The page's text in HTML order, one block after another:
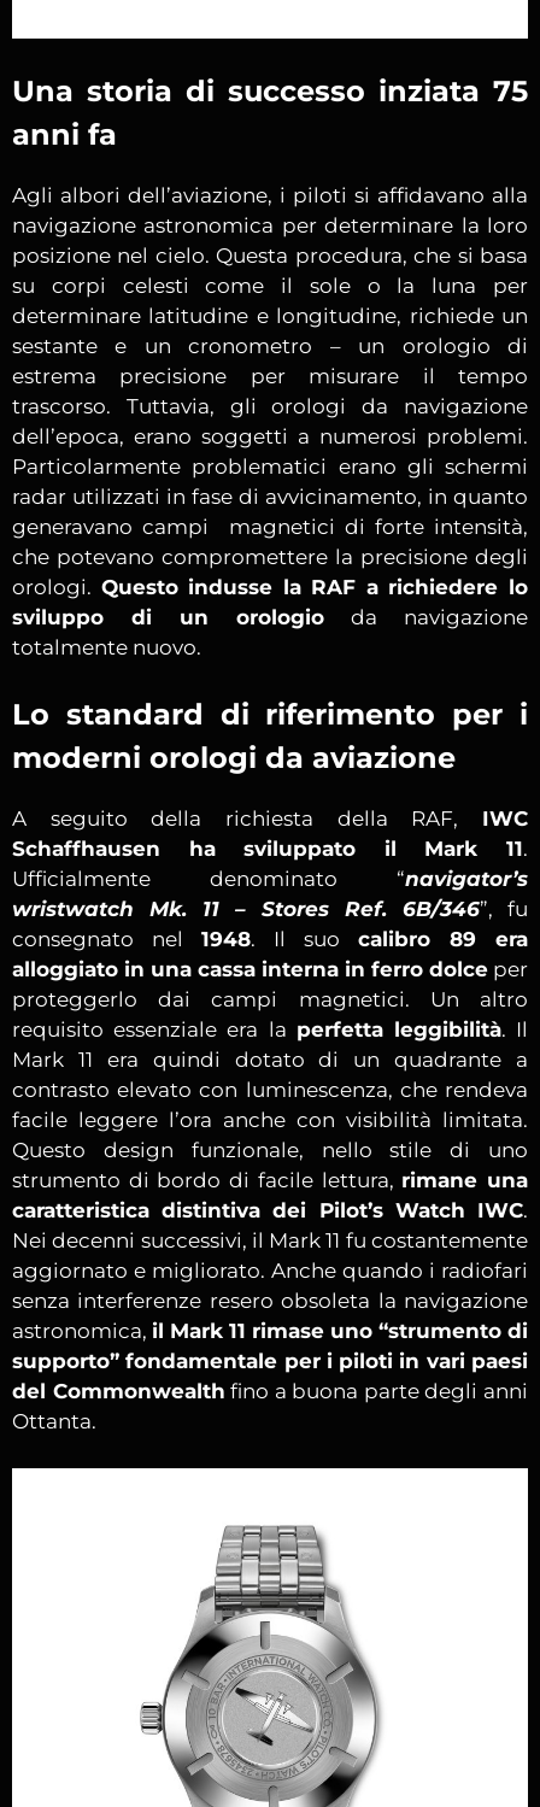
Una storia di successo inziata 75
anni fa
Agli albori dell’aviazione, i piloti si affidavano alla
navigazione astronomica per determinare la loro
posizione nel cielo. Questa procedura, che si basa
su corpi celesti come il sole o la luna per
determinare latitudine e longitudine, richiede un
sestante e un cronometro – un orologio di
estrema precisione per misurare il tempo
trascorso. Tuttavia, gli orologi da navigazione
dell’epoca, erano soggetti a numerosi problemi.
Particolarmente problematici erano gli schermi
radar utilizzati in fase di avvicinamento, in quanto
generavano campi magnetici di forte intensità,
che potevano compromettere la precisione degli
orologi. Questo indusse la RAF a richiedere lo
sviluppo di un orologio da navigazione
totalmente nuovo.
Lo standard di riferimento per i
moderni orologi da aviazione
A seguito della richiesta della RAF, IWC
Schaffhausen ha sviluppato il Mark 11.
Ufficialmente denominato “navigator’s
wristwatch Mk. 11 – Stores Ref. 6B/346”, fu
consegnato nel 1948. Il suo calibro 89 era
alloggiato in una cassa interna in ferro dolce per
proteggerlo dai campi magnetici. Un altro
requisito essenziale era la perfetta leggibilità. Il
Mark 11 era quindi dotato di un quadrante a
contrasto elevato con luminescenza, che rendeva
facile leggere l’ora anche con visibilità limitata.
Questo design funzionale, nello stile di uno
strumento di bordo di facile lettura, rimane una
caratteristica distintiva dei Pilot’s Watch IWC.
Nei decenni successivi, il Mark 11 fu costantemente
aggiornato e migliorato. Anche quando i radiofari
senza interferenze resero obsoleta la navigazione
astronomica, il Mark 11 rimase uno “strumento di
supporto” fondamentale per i piloti in vari paesi
del Commonwealth fino a buona parte degli anni
Ottanta.